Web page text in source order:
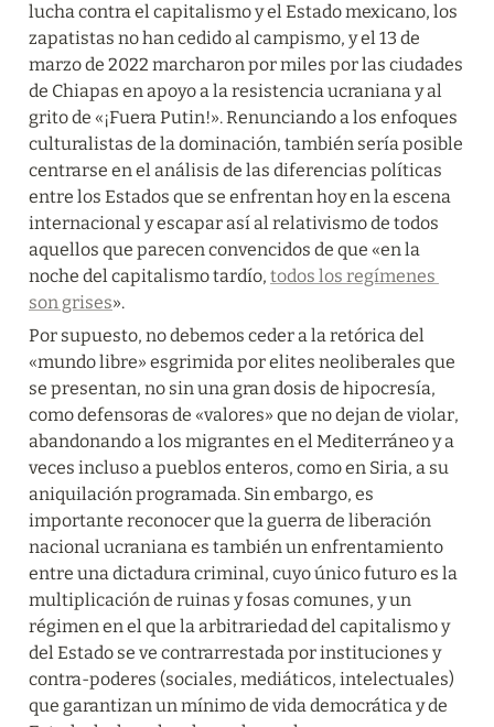
lucha contra el capitalismo y el Estado mexicano, los
zapatistas no han cedido al campismo, y el 13 de
marzo de 2022 marcharon por miles por las ciudades
de Chiapas en apoyo a la resistencia ucraniana y al
grito de «¡Fuera Putin!». Renunciando a los enfoques
culturalistas de la dominación, también sería posible
centrarse en el análisis de las diferencias políticas
entre los Estados que se enfrentan hoy en la escena
internacional y escapar así al relativismo de todos
aquellos que parecen convencidos de que «en la
noche del capitalismo tardío, todos los regímenes
son grises».
Por supuesto, no debemos ceder a la retórica del
«mundo libre» esgrimida por elites neoliberales que
se presentan, no sin una gran dosis de hipocresía,
como defensoras de «valores» que no dejan de violar,
abandonando a los migrantes en el Mediterráneo y a
veces incluso a pueblos enteros, como en Siria, a su
aniquilación programada. Sin embargo, es
importante reconocer que la guerra de liberación
nacional ucraniana es también un enfrentamiento
entre una dictadura criminal, cuyo único futuro es la
multiplicación de ruinas y fosas comunes, y un
régimen en el que la arbitrariedad del capitalismo y
del Estado se ve contrarrestada por instituciones y
contra-poderes (sociales, mediáticos, intelectuales)
que garantizan un mínimo de vida democrática y de